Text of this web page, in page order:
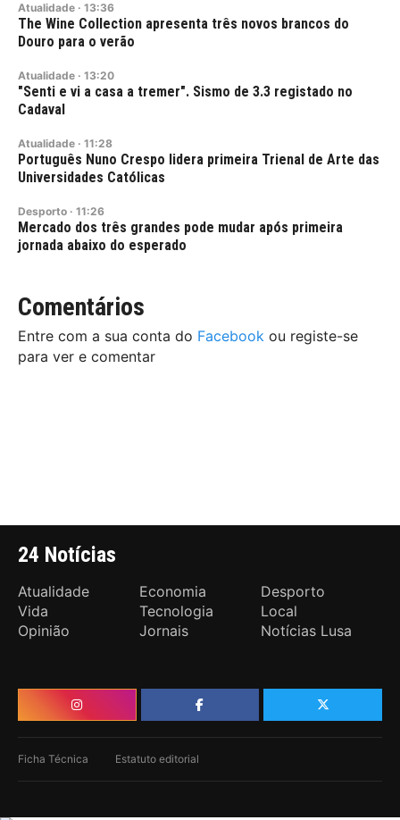
Atualidade · 13:36
The Wine Collection apresenta três novos brancos do
Douro para o verão
Atualidade · 13:20
"Senti e vi a casa a tremer". Sismo de 3.3 registado no
Cadaval
Atualidade · 11:28
Português Nuno Crespo lidera primeira Trienal de Arte das
Universidades Católicas
Desporto · 11:26
Mercado dos três grandes pode mudar após primeira
jornada abaixo do esperado
Comentários
Entre com a sua conta do Facebook ou registe-se
para ver e comentar
24 Notícias
Atualidade Economia
Desporto
Vida
Tecnologia
Local
Opinião
Jornais Notícias Lusa
Ficha Técnica Estatuto editorial